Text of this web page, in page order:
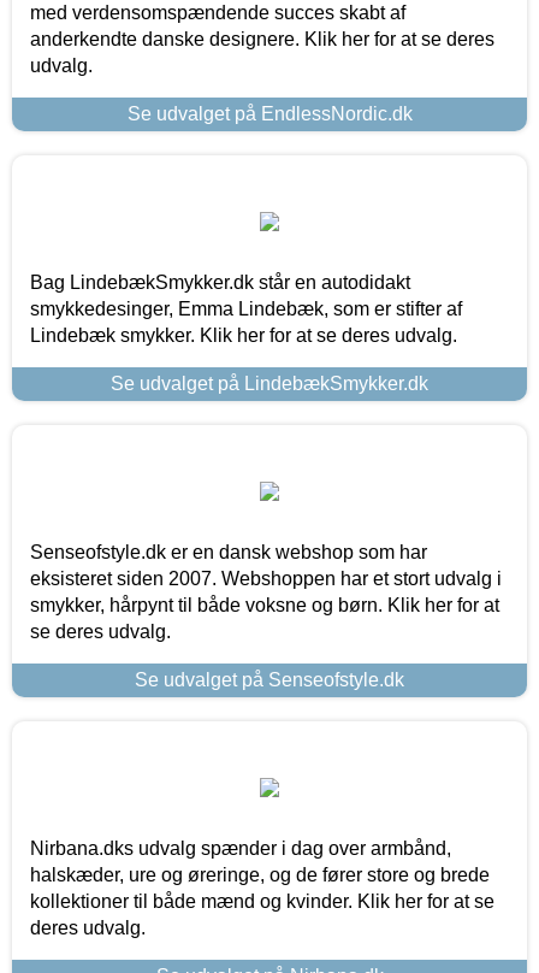
med verdensomspændende succes skabt af
anderkendte danske designere. Klik her for at se deres
udvalg.
Se udvalget på EndlessNordic.dk
Bag LindebækSmykker.dk står en autodidakt
smykkedesinger, Emma Lindebæk, som er stifter af
Lindebæk smykker. Klik her for at se deres udvalg.
Se udvalget på LindebækSmykker.dk
Senseofstyle.dk er en dansk webshop som har
eksisteret siden 2007. Webshoppen har et stort udvalg i
smykker, hårpynt til både voksne og børn. Klik her for at
se deres udvalg.
Se udvalget på Senseofstyle.dk
Nirbana.dks udvalg spænder i dag over armbånd,
halskæder, ure og øreringe, og de fører store og brede
kollektioner til både mænd og kvinder. Klik her for at se
deres udvalg.